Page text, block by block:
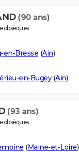
(90 ans)
obsèques
en-Bresse (Ain)
en-Bugey(Ain)
(93 ans)
obsèques
(Maine-et-Loire)